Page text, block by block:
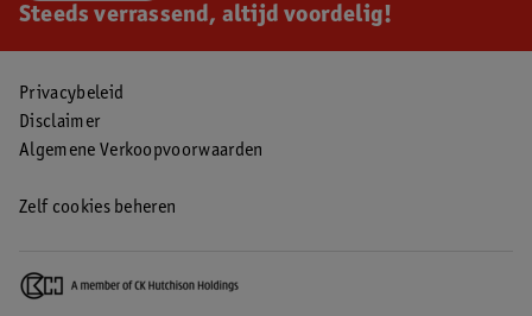
Steeds verrassend, altijd voordelig!
Privacybeleid
Disclaimer
Algemene Verkoopvoorwaarden
Zelf cookies beheren